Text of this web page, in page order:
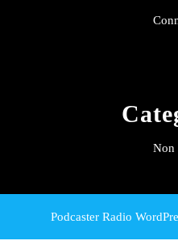
Non
Podcaster Radio